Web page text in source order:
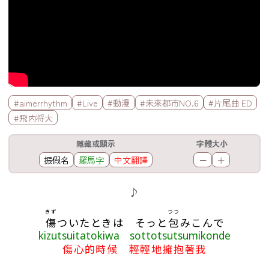
標籤欄
#aimerrhythm #Live #動漫 #未來都市NO.6
#片尾曲 ED
#飛内将大
隱藏或顯示
振假名 羅馬字 中文翻譯
字體大小
－ ＋
♪
傷
きず
ついたときは そっと 包
つつ
みこんで
kizutsuitatokiwa sottotsutsumikonde
傷心的時候 輕輕地擁抱著我